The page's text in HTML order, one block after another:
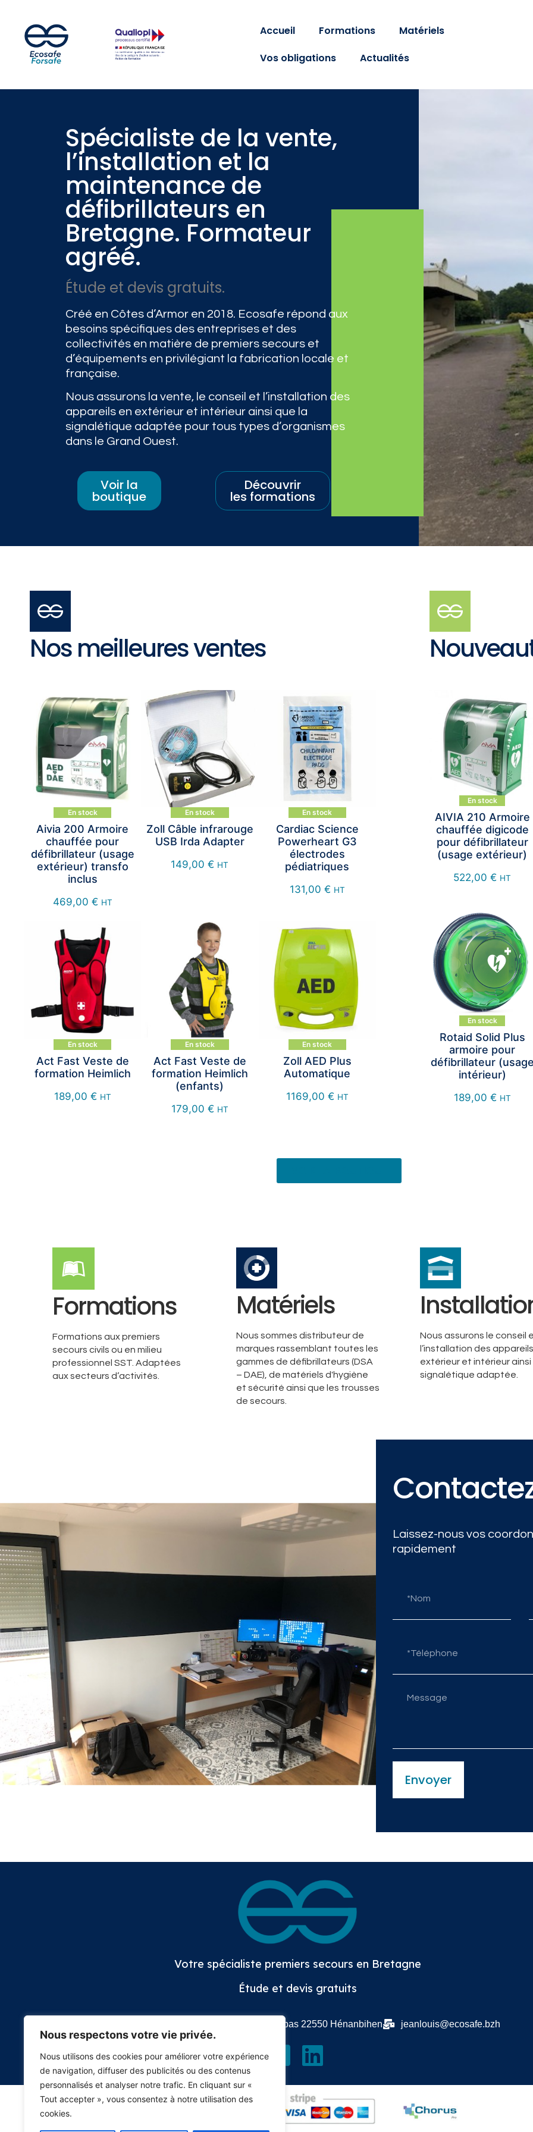
Nous respectons votre vie privée.
Nous utilisons des cookies pour améliorer votre expérience
de navigation, diffuser des publicités ou des contenus
personnalisés et analyser notre trafic. En cliquant sur «
Tout accepter », vous consentez à notre utilisation des
cookies.
Accueil Formations
Matériels
Vos obligations
Actualités
Spécialiste de la vente,
l’installation et la
maintenance de
défibrillateurs en
Bretagne. Formateur
agréé.
Étude et devis gratuits.
Créé en Côtes d’Armor en 2018. Ecosafe répond aux
besoins spécifiques des entreprises et des
collectivités en matière de premiers secours et
d’équipements en privilégiant la fabrication locale et
française.
Nous assurons la vente, le conseil et l’installation des
appareils en extérieur et intérieur ainsi que la
signalétique adaptée pour tous types d’organismes
dans le Grand Ouest.
Voir la
boutique
Découvrir
les formations
Nos meilleures ventes
En stock
Aivia 200 Armoire
chauffée pour
défibrillateur (usage
extérieur) transfo
inclus
469,00 € HT
En stock
Zoll Câble infrarouge
USB Irda Adapter
149,00€ HT
En stock
Cardiac Science
Powerheart G3
électrodes
pédiatriques
131,00 € HT
En stock
Act Fast Veste de
formation Heimlich
189,00 € HT
En stock
Act Fast Veste de
formation Heimlich
(enfants)
179,00 € HT
En stock
Zoll AED Plus
Automatique
1169,00 € HT
En stock
AIVIA 210 Armoire
chauffée digicode
pour défibrillateur
(usage extérieur)
522,00€ HT
En stock
Rotaid Solid Plus
armoire pour
défibrillateur
intérieur)
189,00 € HT
Formations
Formations aux premiers
secours civils ou en milieu
professionnel SST. Adaptées
aux secteurs d’activités.
Matériels
Nous sommes distributeur de
marques rassemblant toutes les
gammes de défibrillateurs (DSA
– DAE), de matériels d'hygiène
et sécurité ainsi que les trousses
de secours.
Nous assurons le conseil
l’installation des
extérieur et intérieur ainsi
signalétique adaptée.
Laissez-nous vos
rapidement
Envoyer
Votre spécialiste premiers secours en Bretagne
Étude et devis gratuits
7 rue du temple d'en bas 22550 Hénanbihen jeanlouis@ecosafe.bzh